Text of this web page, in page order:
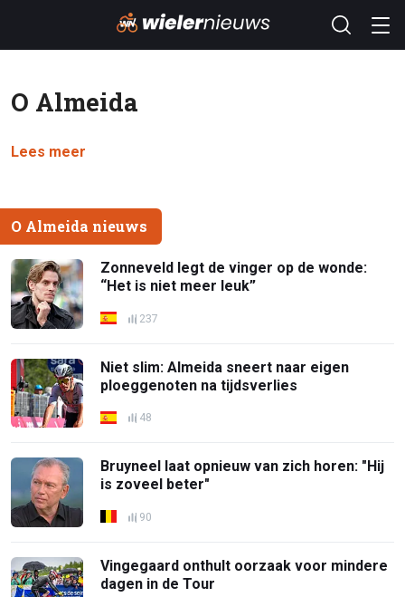
O Almeida
Lees meer
O Almeida nieuws
Zonneveld legt de vinger op de wonde:
“Het is niet meer leuk”
237
Niet slim: Almeida sneert naar eigen
ploeggenoten na tijdsverlies
48
Bruyneel laat opnieuw van zich horen: "Hij
is zoveel beter"
90
Vingegaard onthult oorzaak voor mindere
dagen in de Tour